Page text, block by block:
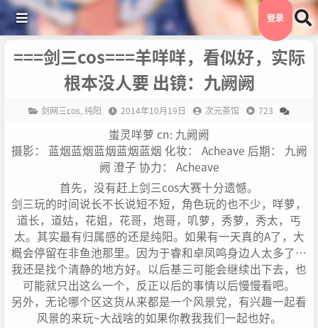
登录
===剑三cos===羊咩咩，看似好，实际
根本没人要 出镜：九阙阙
剑网三cos,纯阳 2014年10月19日 次元茶馆 723
蚩灵咩萝 cn: 九阙阙
摄影： 蓝烟蓝烟蓝烟蓝烟蓝烟 化妆： Acheave 后期： 九阙
阙 澄子 协力： Acheave
首先，没有赶上剑三cos大赛十分遗憾。
剑三玩的时间说长不长说短不短，角色玩的也不少，咩萝，
道长，道姑，花姐，花哥，炮哥，叽萝，秀萝，秀太，丐
太。其实最有归属感的还是纯阳。如果有一天真的A了，大
概会停留在非鱼池那里。因为于睿和卓凤鸣身边人太多了…
我还是找个清静的地方好。以后基三可能会继续出下去，也
可能就只出这么一个，反正以后的事情以后慢慢看吧。
另外，无论哪个区这货从来都是一个风景党，有兴趣一起看
风景的来玩~大战啥的如果你教我我们一起也好。